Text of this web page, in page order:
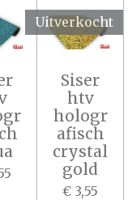
Uitverkocht
Siser
htv
hologr
afisch
crystal
gold
€ 3,55